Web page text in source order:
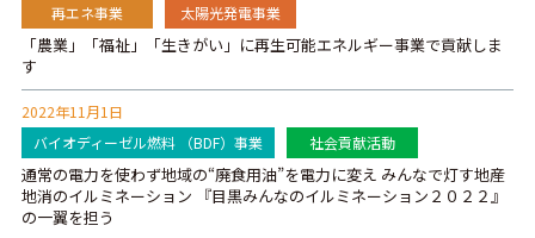
再エネ事業
太陽光発電事業
「農業」「福祉」「生きがい」に再生可能エネルギー事業で貢献しま
す
2022年11月1日
バイオディーゼル燃料 （BDF）事業
社会貢献活動
通常の電力を使わず地域の“廃食用油”を電力に変え みんなで灯す地産
地消のイルミネーション 『目黒みんなのイルミネーション２０２２』
の一翼を担う